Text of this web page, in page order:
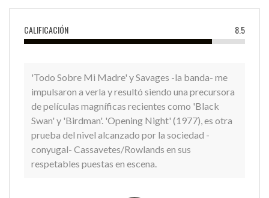
CALIFICACIÓN 8.5
'Todo Sobre Mi Madre' y Savages -la banda- me
impulsaron a verla y resultó siendo una precursora
de películas magníficas recientes como 'Black
Swan' y 'Birdman'. 'Opening Night' (1977), es otra
prueba del nivel alcanzado por la sociedad -
conyugal- Cassavetes/Rowlands en sus
respetables puestas en escena.